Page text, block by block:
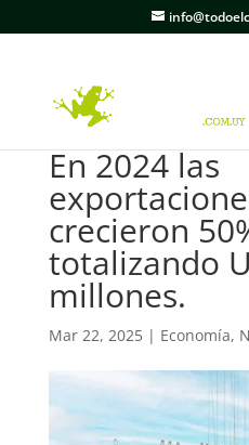
En 2024 las
crecieron
totalizando
millones.
Mar 22, 2025| Economía,